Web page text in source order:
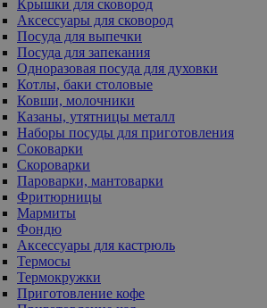
Крышки для сковород
Аксессуары для сковород
Посуда для выпечки
Посуда для запекания
Одноразовая посуда для духовки
Котлы, баки столовые
Ковши, молочники
Казаны, утятницы металл
Наборы посуды для приготовления
Соковарки
Скороварки
Пароварки, мантоварки
Фритюрницы
Мармиты
Фондю
Аксессуары для кастрюль
Термосы
Термокружки
Приготовление кофе